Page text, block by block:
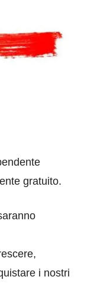
gratuito.
i nostri